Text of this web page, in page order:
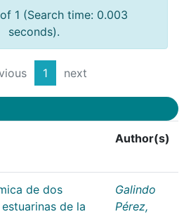
1 (Search time: 0.003
seconds).
1 next
Author(s)
de dos
de la
Galindo
Pérez,